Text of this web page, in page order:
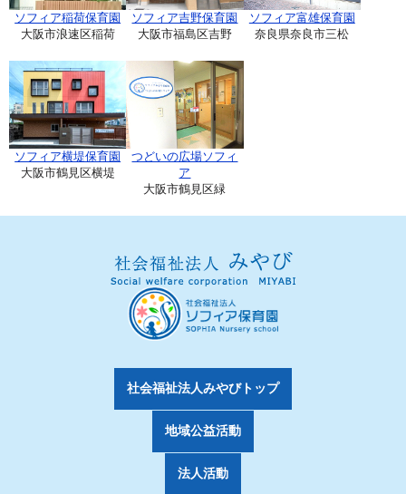
ソフィア稲荷保育園
大阪市浪速区稲荷
ソフィア吉野保育園
大阪市福島区吉野
ソフィア富雄保育園
奈良県奈良市三松
ソフィア横堤保育園
大阪市鶴見区横堤
つどいの広場ソフィ
ア
大阪市鶴見区緑
社会福祉法人みやびトップ
地域公益活動
法人活動